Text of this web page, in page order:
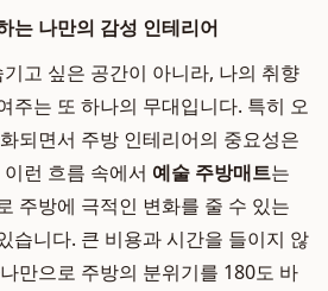
는 나만의 감성 인테리어
고 싶은 공간이 아니라, 나의 취향
주는 또 하나의 무대입니다. 특히 오
되면서 주방 인테리어의 중요성은
런 흐름 속에서 예술 주방매트는
주방에 극적인 변화를 줄 수 있는
습니다. 큰 비용과 시간을 들이지 않
만으로 주방의 분위기를 180도 바